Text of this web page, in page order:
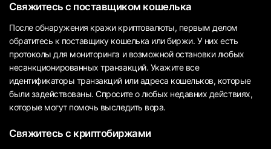
Свяжитесь с поставщиком кошелька
После обнаружения кражи криптовалюты, первым делом
обратитесь к поставщику кошелька или биржи. У них есть
протоколы для мониторинга и возможной остановки любых
несанкционированных транзакций. Укажите все
идентификаторы транзакций или адреса кошельков, которые
были задействованы. Спросите о любых недавних действиях,
которые могут помочь выследить вора.
Свяжитесь с криптобиржами